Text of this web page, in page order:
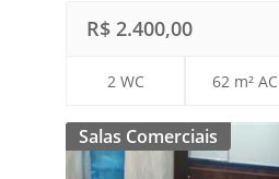
R$ 2.400,00
2 WC 62 m² AC
Salas Comerciais